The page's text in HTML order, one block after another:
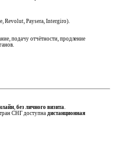
Revolut, Paysera, Intergiro).
подачу отчётности, продление
без личного визита
СНГ доступна дистанционная